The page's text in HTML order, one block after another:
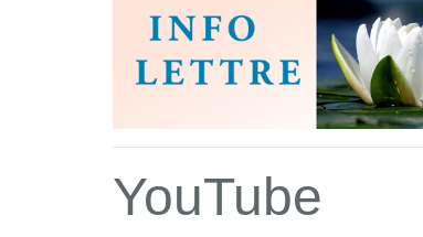
YouTube